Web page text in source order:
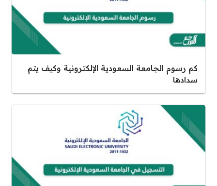
كم رسوم الجامعة السعودية الإلكترونية وكيف يتم
سدادها